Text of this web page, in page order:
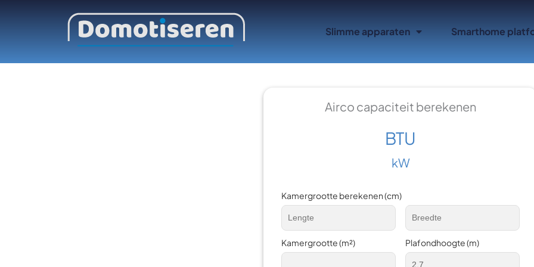
Slimme apparaten Smarthome
Airco capaciteit berekenen
BTU
kW
Kamergrootte berekenen (cm)
Kamergrootte (m²) Plafondhoogte (m)